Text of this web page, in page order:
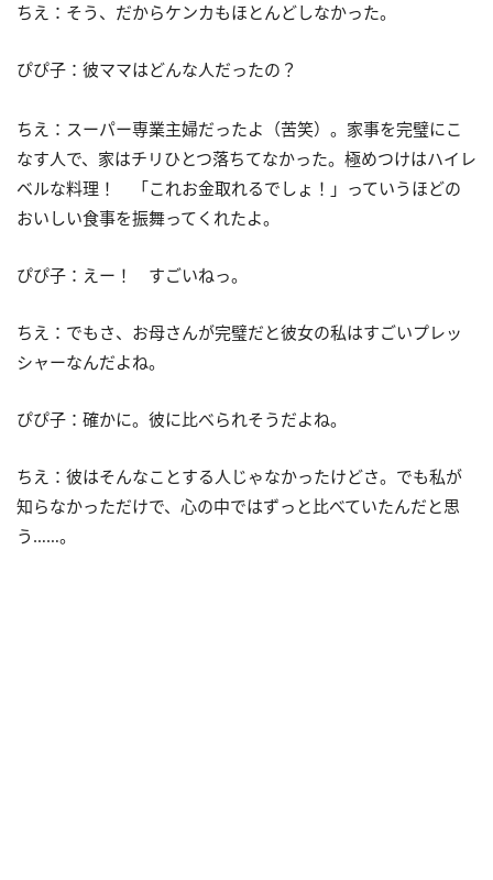
ちえ：そう、だからケンカもほとんどしなかった。
ぴぴ子：彼ママはどんな人だったの？
ちえ：スーパー専業主婦だったよ（苦笑）。家事を完璧にこ
なす人で、家はチリひとつ落ちてなかった。極めつけはハイレ
ベルな料理！ 「これお金取れるでしょ！」っていうほどの
おいしい食事を振舞ってくれたよ。
ぴぴ子：えー！ すごいねっ。
ちえ：でもさ、お母さんが完璧だと彼女の私はすごいプレッ
シャーなんだよね。
ぴぴ子：確かに。彼に比べられそうだよね。
ちえ：彼はそんなことする人じゃなかったけどさ。でも私が
知らなかっただけで、心の中ではずっと比べていたんだと思
う……。